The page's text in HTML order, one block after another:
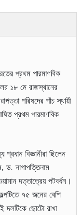
প্রথম পারমাণবিক
১৮ মে রাজস্থানের
পরিষদের পাঁচ স্থায়ী
প্রথম পারমাণবিক
বিজ্ঞানীরা ছিলেন
ড. নাগাপত্তিনাম
দত্তাত্রেয় পটবর্ধন।
৭৫ জনের বেশি
দলটিকে ছোটো রাখা